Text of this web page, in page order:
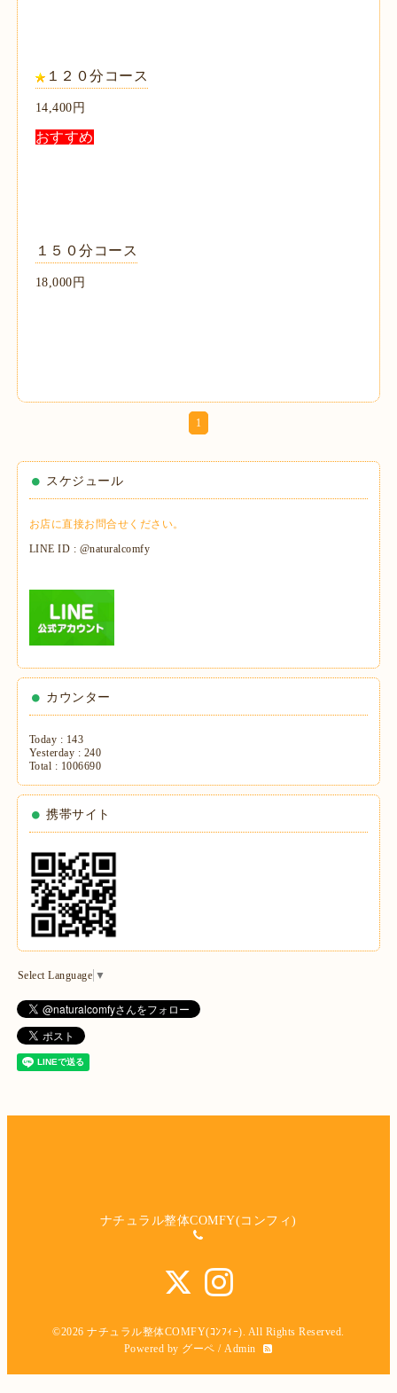
１２０分コース
14,400円
おすすめ
１５０分コース
18,000円
1
スケジュール
お店に直接お問合せください。
LINE ID : @naturalcomfy
カウンター
Today : 143
Yesterday : 240
Total : 1006690
携帯サイト
Select Language ▼
ナチュラル整体COMFY(コンフィ)
©2026ナチュラル整体COMFY(ｺﾝﾌｨｰ) . All Rights Reserved.
Powered by グーペ / Admin